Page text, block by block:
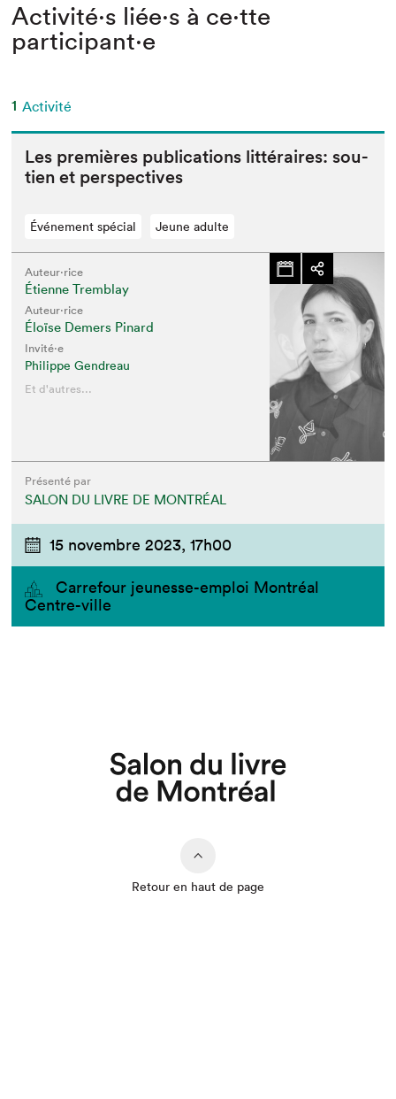
Activité⋅s liée⋅s à ce⋅tte
participant⋅e
1 Activité
Les pre­mières pub­li­ca­tions lit­téraires: sou­
tien et perspectives
Événement spécial Jeune adulte
Auteur·rice
Étienne Tremblay
Auteur·rice
Éloïse Demers Pinard
Invité⋅e
Philippe Gen­dreau
Et d'autres...
Présenté par
SALON DU LIVRE DE MONTRÉAL
15 novembre 2023, 17h00
Carrefour jeunesse-emploi Montréal
Centre-ville
Retour en haut de page